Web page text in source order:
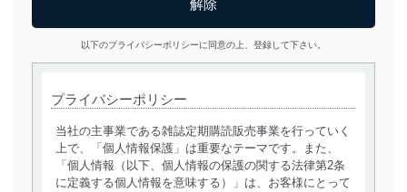
以下のプライバシーポリシーに同意の上、登録して下さい。
プライバシーポリシー
当社の主事業である雑誌定期購読販売事業を行っていく
上で、「個人情報保護」は重要なテーマです。また、
「個人情報（以下、個人情報の保護の関する法律第2条
に定義する個人情報を意味する）」は、お客様にとって